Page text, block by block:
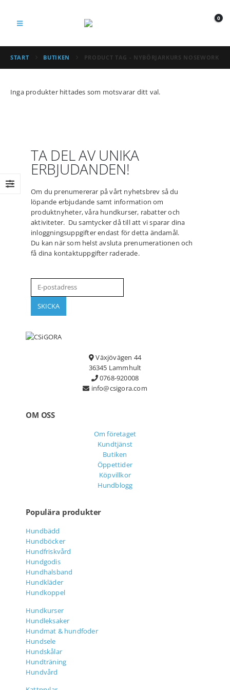
0
START BUTIKEN PRODUCT TAG - NYBÖRJARKURS NOSEWORK
Inga produkter hittades som motsvarar ditt val.
TA DEL AV UNIKA
ERBJUDANDEN!
Om du prenumererar på vårt nyhetsbrev så du
löpande erbjudande samt information om
produktnyheter, våra hundkurser, rabatter och
aktiviteter. Du samtycker då till att vi sparar dina
inloggningsuppgifter endast för detta ändamål.
Du kan när som helst avsluta prenumerationen och
få dina kontaktuppgifter raderade.
Växjövägen 44
36345 Lammhult
0768-920008
info@csigora.com
OM OSS
Om företaget
Kundtjänst
Butiken
Öppettider
Köpvillkor
Hundblogg
Populära produkter
Hundbädd
Hundböcker
Hundfriskvård
Hundgodis
Hundhalsband
Hundkläder
Hundkoppel
Hundkurser
Hundleksaker
Hundmat & hundfoder
Hundsele
Hundskålar
Hundträning
Hundvård